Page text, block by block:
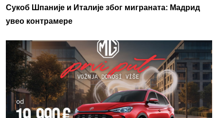
Сукоб Шпаније и Италије због миграната: Мадрид
увео контрамере